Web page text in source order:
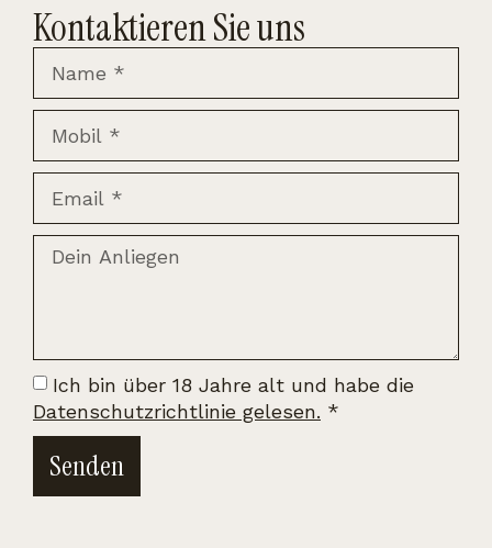
Kontaktieren Sie uns
Ich bin über 18 Jahre alt und habe die
Datenschutzrichtlinie gelesen. *
Senden